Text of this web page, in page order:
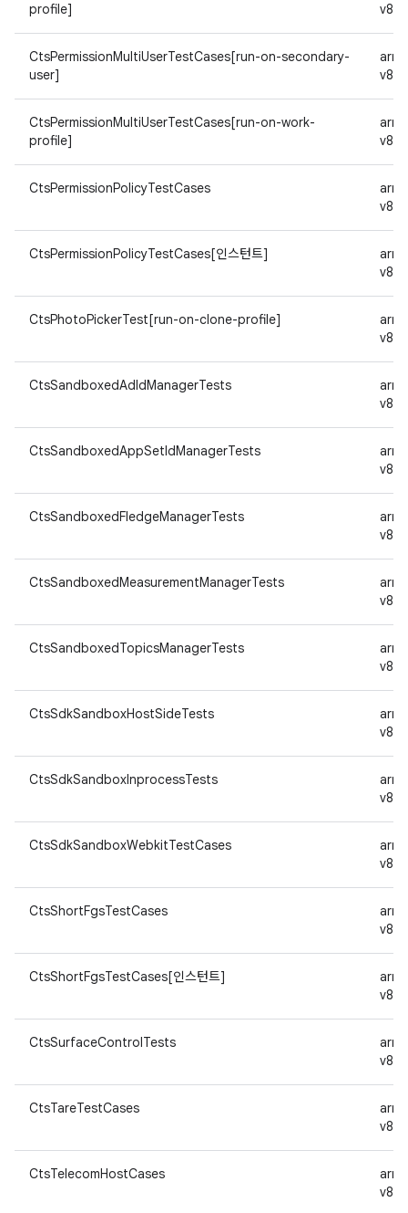
profile]
v8a
CtsPermissionMultiUserTestCases[run-on-secondary-
user]
v8a
CtsPermissionMultiUserTestCases[run-on-work-
profile]
v8a
CtsPermissionPolicyTestCases
v8a
CtsPermissionPolicyTestCases[인스턴트]
v8a
CtsPhotoPickerTest[run-on-clone-profile]
v8a
CtsSandboxedAdIdManagerTests
v8a
CtsSandboxedAppSetIdManagerTests
v8a
CtsSandboxedFledgeManagerTests
v8a
CtsSandboxedMeasurementManagerTests
v8a
CtsSandboxedTopicsManagerTests
v8a
CtsSdkSandboxHostSideTests
v8a
CtsSdkSandboxInprocessTests
v8a
CtsSdkSandboxWebkitTestCases
v8a
CtsShortFgsTestCases
v8a
CtsShortFgsTestCases[인스턴트]
v8a
CtsSurfaceControlTests
v8a
CtsTareTestCases
v8a
CtsTelecomHostCases
v8a